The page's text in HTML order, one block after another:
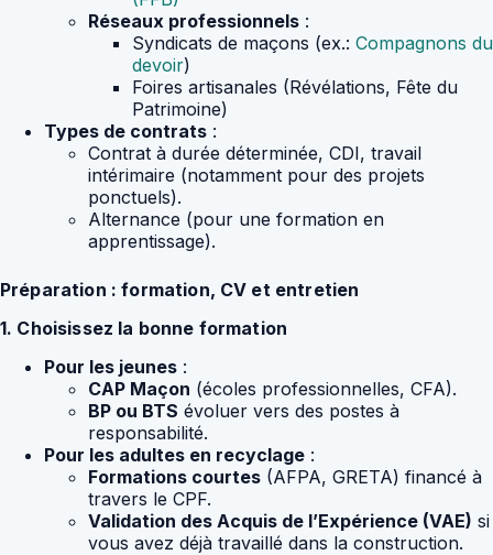
Réseaux professionnels :
Syndicats de maçons (ex.: Compagnons du
devoir)
Foires artisanales (Révélations, Fête du
Patrimoine)
Types de contrats :
Contrat à durée déterminée, CDI, travail
intérimaire (notamment pour des projets
ponctuels).
Alternance (pour une formation en
apprentissage).
Préparation : formation, CV et entretien
1. Choisissez la bonne formation
Pour les jeunes :
CAP Maçon (écoles professionnelles, CFA).
BP ou BTS évoluer vers des postes à
responsabilité.
Pour les adultes en recyclage :
Formations courtes (AFPA, GRETA) financé à
travers le CPF.
Validation des Acquis de l’Expérience (VAE) si
vous avez déjà travaillé dans la construction.